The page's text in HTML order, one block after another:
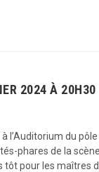
2024 À 20H30
l’Auditorium du
phares de la
tôt pour les maîtres